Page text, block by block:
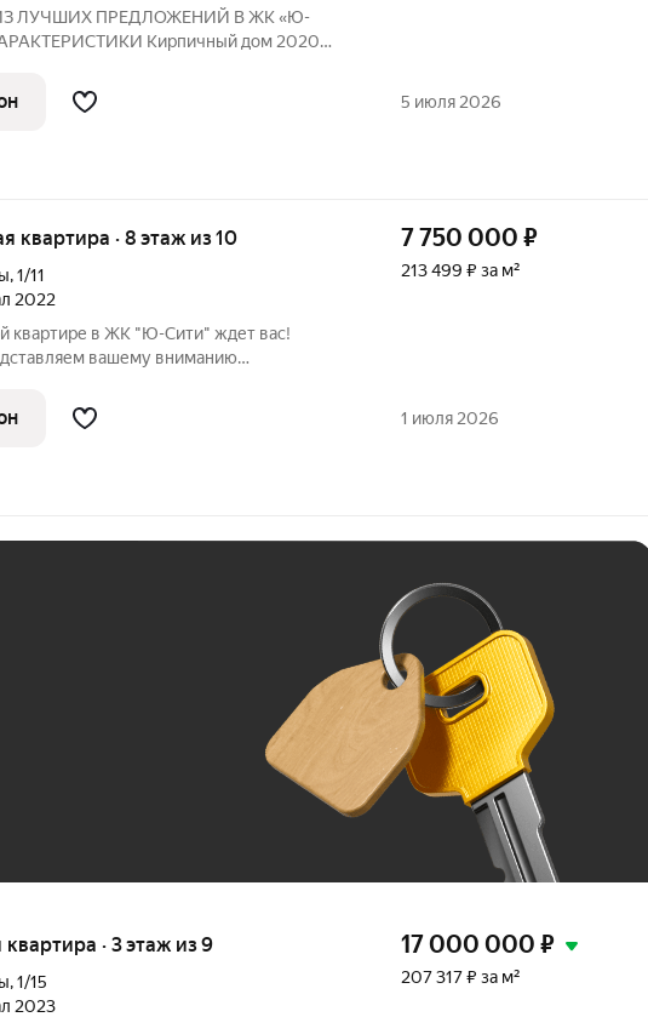
ЛУЧШИХ ПРЕДЛОЖЕНИЙ В ЖК «Ю-
Кирпичный дом 2020
26,4 кв.м.! Просторная кухня 9,9 кв.м.!
5 июля 2026
квартира · 8 этаж из 10
,1/11
2022
квартире в ЖК "Ю-Сити" ждет вас!
вашему вниманию
современного 10-этажного
жилом
7 750 000 ₽
213 499 ₽ за м²
1 июля 2026
квартира · 3 этаж из 9
,1/15
2023
17 000 000 ₽
207 317 ₽ за м²